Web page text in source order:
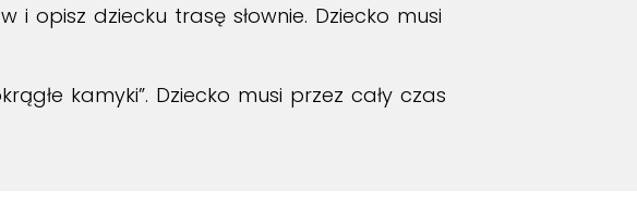
i opisz dziecku trasę słownie. Dziecko musi
kamyki”. Dziecko musi przez cały czas